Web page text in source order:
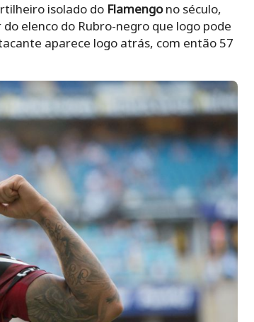
isolado do Flamengono século,
elenco do Rubro-negro que logo pode
aparece logo atrás, com então 57